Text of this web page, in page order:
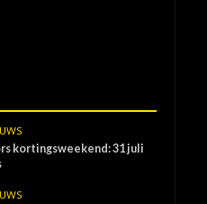
kortingsweekend: 31 juli